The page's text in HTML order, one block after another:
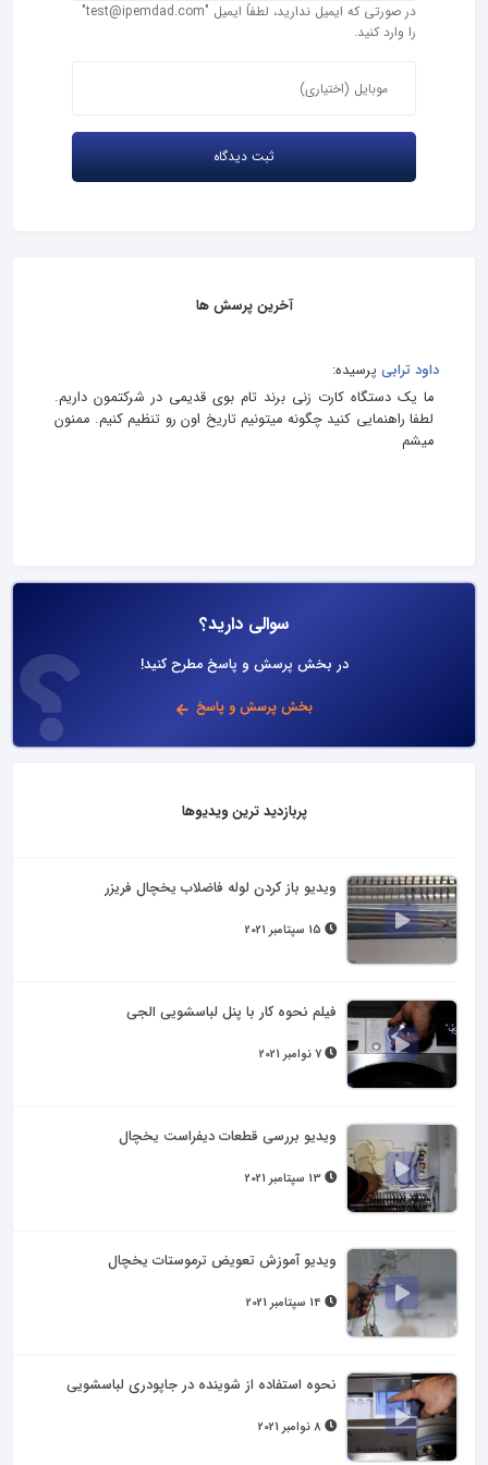
در صورتی که ایمیل ندارید، لطفاً ایمیل "test@ipemdad.com"
را وارد کنید.
آخرین پرسش ها
داود ترابی پرسیده:
ما یک دستگاه کارت زنی برند تام بوی قدیمی در شرکتمون داریم.
لطفا راهنمایی کنید چگونه میتونیم تاریخ اون رو تنظیم کنیم. ممنون
میشم
سوالی دارید؟
در بخش پرسش و پاسخ مطرح کنید!
بخش پرسش و پاسخ
پربازدید ترین ویدیوها
ویدیو باز کردن لوله فاضلاب یخچال فریزر
فیلم نحوه کار با پنل لباسشویی الجی
ویدیو بررسی قطعات دیفراست یخچال
ویدیو آموزش تعویض ترموستات یخچال
نحوه استفاده از شوینده در جاپودری لباسشویی